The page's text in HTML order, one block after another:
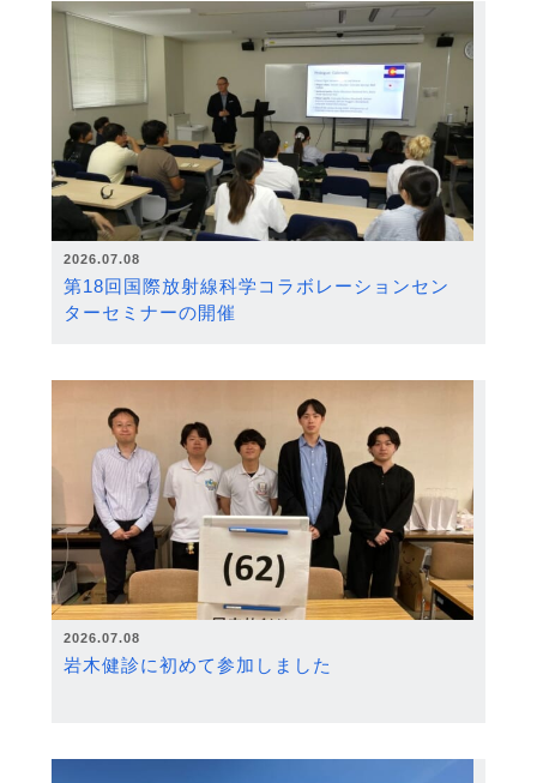
2026.07.08
第18回国際放射線科学コラボレーションセン
ターセミナーの開催
2026.07.08
岩木健診に初めて参加しました